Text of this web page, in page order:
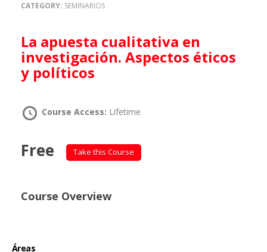
CATEGORY: SEMINARIOS
La apuesta cualitativa en
investigación. Aspectos éticos
y políticos
Course Access: Lifetime
Free Take this Course
Course Overview
Áreas